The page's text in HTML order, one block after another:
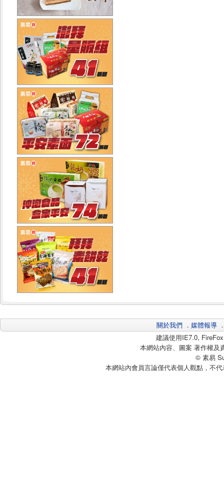
關於我們 ． 媒體報導
建議使用IE7.0,
本網站內容、圖案 著作權及
© 素易
本網站內會員言論僅代表個人觀點，不